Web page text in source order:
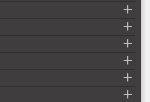





